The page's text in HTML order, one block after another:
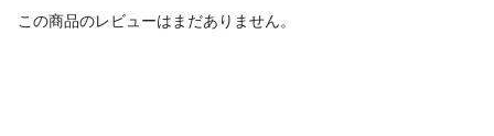
この商品のレビューはまだありません。